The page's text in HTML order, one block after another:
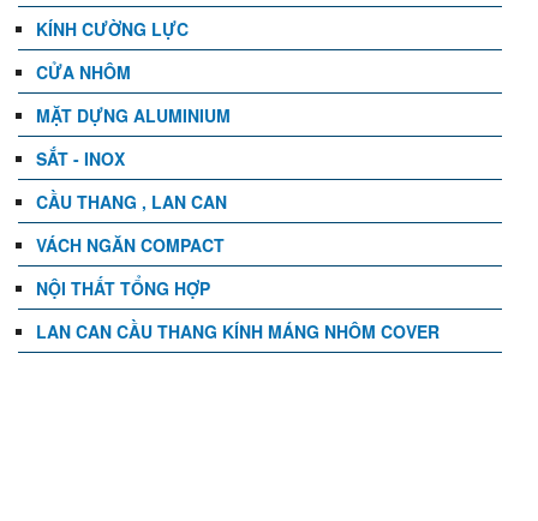
KÍNH CƯỜNG LỰC
CỬA NHÔM
MẶT DỰNG ALUMINIUM
SẮT - INOX
CẦU THANG , LAN CAN
VÁCH NGĂN COMPACT
NỘI THẤT TỔNG HỢP
LAN CAN CẦU THANG KÍNH MÁNG NHÔM COVER